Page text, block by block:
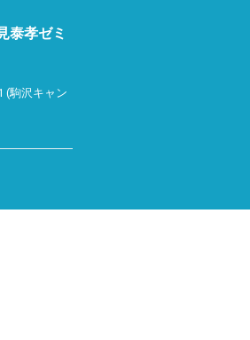
泰孝ゼミ
(駒沢キャン